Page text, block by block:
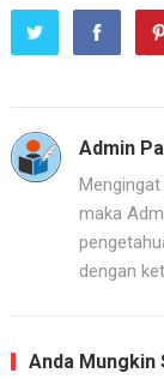
Admin
maka
dengan
Anda Mungkin